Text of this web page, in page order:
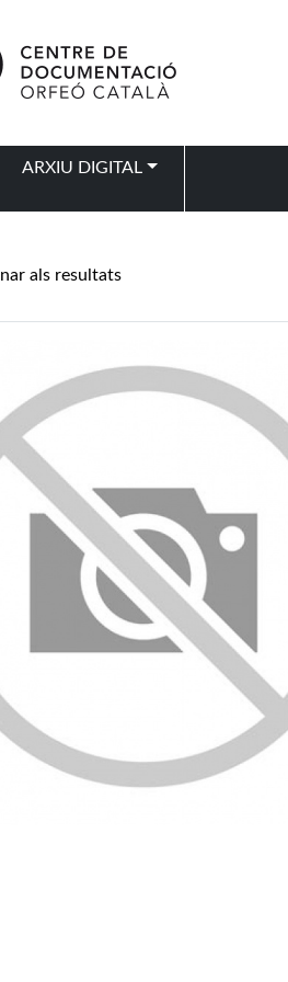
ARXIU DIGITAL
als resultats